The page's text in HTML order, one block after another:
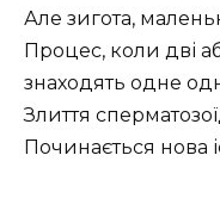
Але зигота,
Процес, коли дві
знаходять одне
Злиття
Починається нова